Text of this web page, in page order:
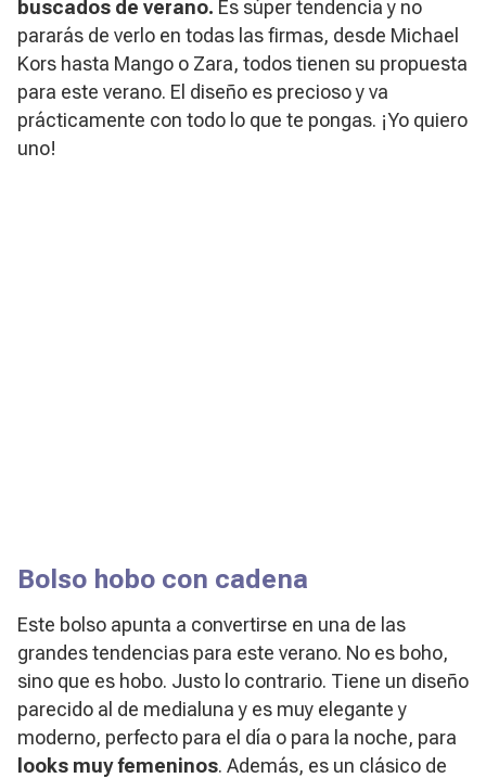
buscados de verano. Es súper tendencia y no
pararás de verlo en todas las firmas, desde Michael
Kors hasta Mango o Zara, todos tienen su propuesta
para este verano. El diseño es precioso y va
prácticamente con todo lo que te pongas. ¡Yo quiero
uno!
Bolso hobo con cadena
Este bolso apunta a convertirse en una de las
grandes tendencias para este verano. No es boho,
sino que es hobo. Justo lo contrario. Tiene un diseño
parecido al de medialuna y es muy elegante y
moderno, perfecto para el día o para la noche, para
looks muy femeninos. Además, es un clásico de